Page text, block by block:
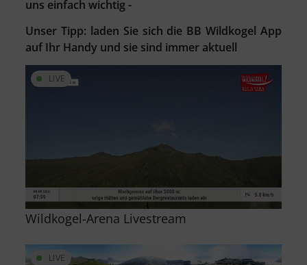
uns einfach wichtig -
Unser Tipp: laden Sie sich die BB Wildkogel App
auf Ihr Handy und sie sind immer aktuell
LIVE
Wildkogel-Arena Livestream
LIVE